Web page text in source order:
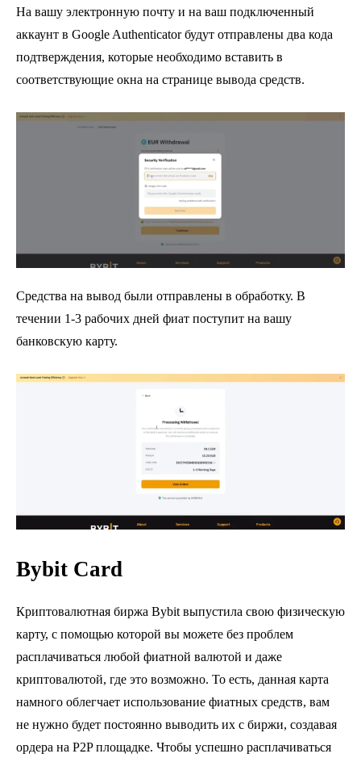
На вашу электронную почту и на ваш подключенный
аккаунт в Google Authenticator будут отправлены два кода
подтверждения, которые необходимо вставить в
соответствующие окна на странице вывода средств.
Средства на вывод были отправлены в обработку. В
течении 1-3 рабочих дней фиат поступит на вашу
банковскую карту.
Bybit Card
Криптовалютная биржа Bybit выпустила свою физическую
карту, с помощью которой вы можете без проблем
расплачиваться любой фиатной валютой и даже
криптовалютой, где это возможно. То есть, данная карта
намного облегчает использование фиатных средств, вам
не нужно будет постоянно выводить их с биржи, создавая
ордера на P2P площадке. Чтобы успешно расплачиваться